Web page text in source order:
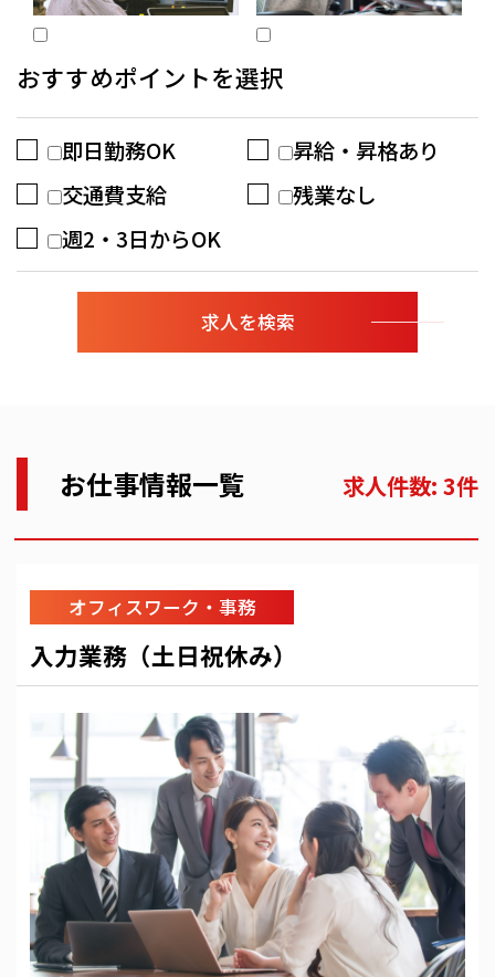
おすすめポイントを選択
即日勤務OK
昇給・昇格あり
交通費支給
残業なし
週2・3日からOK
お仕事情報一覧 求人件数: 3件
オフィスワーク・事務
入力業務（土日祝休み）